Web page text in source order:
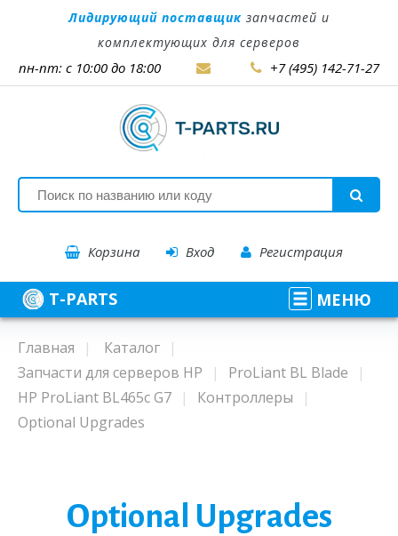
Лидирующий поставщик запчастей и
комплектующих для серверов
пн-пт: с 10:00 до 18:00 +7 (495) 142-71-27
Корзина Вход Регистрация
T-PARTS МЕНЮ
Главная
Каталог
Запчасти для серверов HP
ProLiant BL Blade
HP ProLiant BL465c G7
Контроллеры
Optional Upgrades
Optional Upgrades